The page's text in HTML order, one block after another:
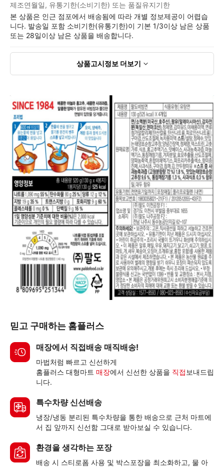
제조연월일, 유통기한(소비기한) 또는 품질유지기한
본 상품은 인근 점포에서 배송됨에 따라 개별 정보제공이 어렵습
니다. 발송일 포함 소비기한(유통기한)이 기본 1/3이상 남은 상품
또는 28일이상 남은 상품을 배송합니다.
상품고시정보 더보기
믿고 구매하는 홈플러스
매장에서 직접배송 매직배송!
마법처럼 빠르고 신선하게
홈플러스 대형마트 매장에서 신선한 상품을 직접 보내드립
니다.
특수차량 신선배송
냉장/냉동 분리된 특수차량을 통한 배송으로 근처 마트에
서 집 앞까지 신선함 그대로 받아보실 수 있습니다.
환경을 생각하는 포장
배송 시 스티로폼 사용 및 박스포장을 최소화하고, 물 아